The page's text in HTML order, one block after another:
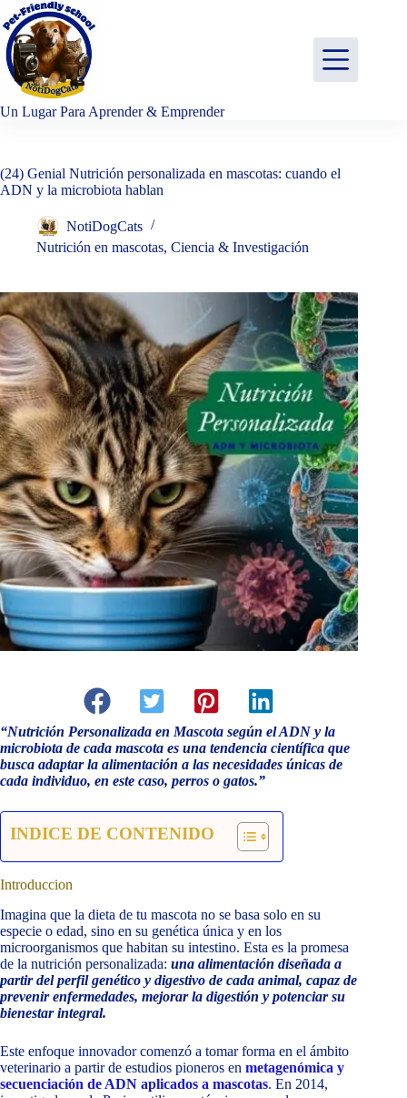
Saltar
al
contenido
Un Lugar Para Aprender & Emprender
(24) Genial Nutrición personalizada en mascotas: cuando el
ADN y la microbiota hablan
NotiDogCats
Nutrición en mascotas, Ciencia & Investigación
“Nutrición Personalizada en Mascota según el ADN y la
microbiota de cada mascota es una tendencia científica que
busca adaptar la alimentación a las necesidades únicas de
cada individuo, en este caso, perros o gatos.”
INDICE DE CONTENIDO
Introduccion
Imagina que la dieta de tu mascota no se basa solo en su
especie o edad, sino en su genética única y en los
microorganismos que habitan su intestino. Esta es la promesa
de la nutrición personalizada: una alimentación diseñada a
partir del perfil genético y digestivo de cada animal, capaz de
prevenir enfermedades, mejorar la digestión y potenciar su
bienestar integral.
Este enfoque innovador comenzó a tomar forma en el ámbito
veterinario a partir de estudios pioneros en metagenómica y
secuenciación de ADN aplicados a mascotas. En 2014,